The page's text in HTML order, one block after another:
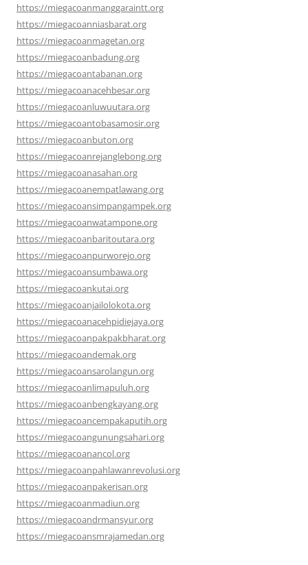
https://miegacoanmanggaraintt.org
https://miegacoanniasbarat.org
https://miegacoanmagetan.org
https://miegacoanbadung.org
https://miegacoantabanan.org
https://miegacoanacehbesar.org
https://miegacoanluwuutara.org
https://miegacoantobasamosir.org
https://miegacoanbuton.org
https://miegacoanrejanglebong.org
https://miegacoanasahan.org
https://miegacoanempatlawang.org
https://miegacoansimpangampek.org
https://miegacoanwatampone.org
https://miegacoanbaritoutara.org
https://miegacoanpurworejo.org
https://miegacoansumbawa.org
https://miegacoankutai.org
https://miegacoanjailolokota.org
https://miegacoanacehpidiejaya.org
https://miegacoanpakpakbharat.org
https://miegacoandemak.org
https://miegacoansarolangun.org
https://miegacoanlimapuluh.org
https://miegacoanbengkayang.org
https://miegacoancempakaputih.org
https://miegacoangunungsahari.org
https://miegacoanancol.org
https://miegacoanpahlawanrevolusi.org
https://miegacoanpakerisan.org
https://miegacoanmadiun.org
https://miegacoandrmansyur.org
https://miegacoansmrajamedan.org